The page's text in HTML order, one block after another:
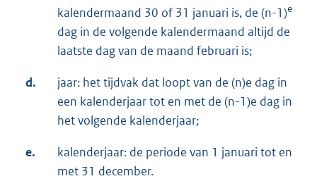
kalendermaand 30 of 31 januari is, de (n-1)e
dag in de volgende kalendermaand altijd de
laatste dag van de maand februari is;
d.
jaar: het tijdvak dat loopt van de (n)e dag in
een kalenderjaar tot en met de (n-1)e dag in
het volgende kalenderjaar;
e.
kalenderjaar: de periode van 1 januari tot en
met 31 december.